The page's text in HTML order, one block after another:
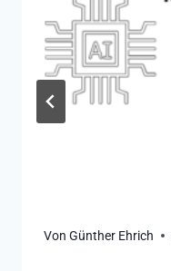
Von Günther Ehrich